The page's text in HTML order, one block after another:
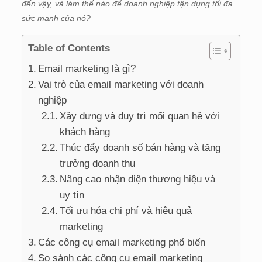
đến vậy, và làm thế nào để doanh nghiệp tận dụng tối đa
sức mạnh của nó?
Table of Contents
Email marketing là gì?
Vai trò của email marketing với doanh
nghiệp
Xây dựng và duy trì mối quan hệ với
khách hàng
Thúc đẩy doanh số bán hàng và tăng
trưởng doanh thu
Nâng cao nhận diện thương hiệu và
uy tín
Tối ưu hóa chi phí và hiệu quả
marketing
Các công cụ email marketing phổ biến
So sánh các công cụ email marketing